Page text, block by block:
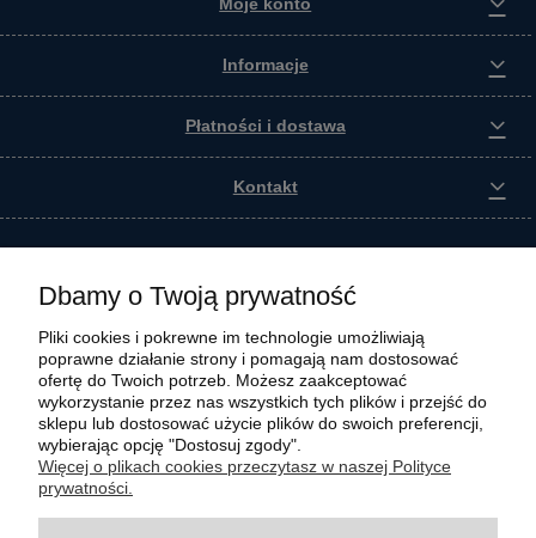
Informacje
Płatności i dostawa
Kontakt
Wszystkie materiały graficzne i zdjęciowe zamieszczone na stronie internetowej polmasz.pl
są prawnie chronione i stanowią własność intelektualną polmasz.pl. Jakiekolwiek
Dbamy o Twoją prywatność
Pliki cookies i pokrewne im technologie umożliwiają
poprawne działanie strony i pomagają nam dostosować
ofertę do Twoich potrzeb. Możesz zaakceptować
wykorzystanie przez nas wszystkich tych plików i przejść do
sklepu lub dostosować użycie plików do swoich preferencji,
wybierając opcję "Dostosuj zgody".
Więcej o plikach cookies przeczytasz w naszej Polityce
prywatności.